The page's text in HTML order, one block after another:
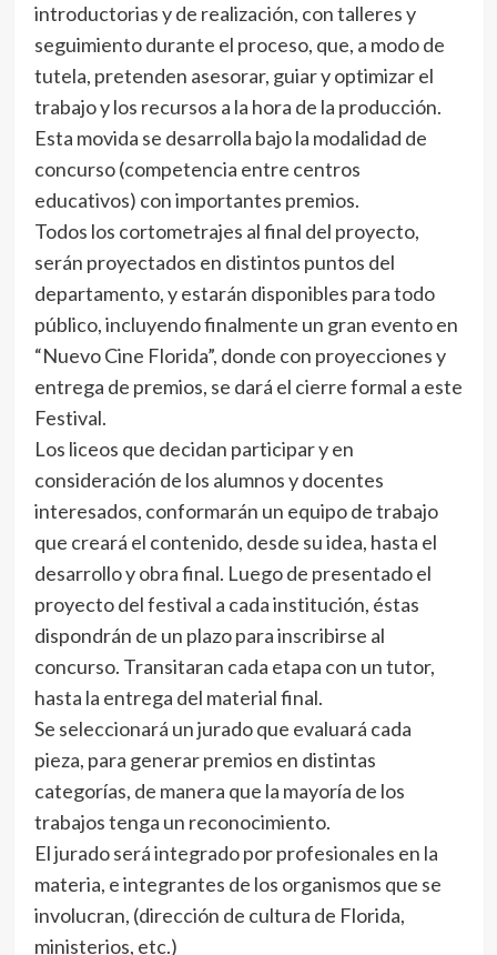
introductorias y de realización, con talleres y
seguimiento durante el proceso, que, a modo de
tutela, pretenden asesorar, guiar y optimizar el
trabajo y los recursos a la hora de la producción.
Esta movida se desarrolla bajo la modalidad de
concurso (competencia entre centros
educativos) con importantes premios.
Todos los cortometrajes al final del proyecto,
serán proyectados en distintos puntos del
departamento, y estarán disponibles para todo
público, incluyendo finalmente un gran evento en
“Nuevo Cine Florida”, donde con proyecciones y
entrega de premios, se dará el cierre formal a este
Festival.
Los liceos que decidan participar y en
consideración de los alumnos y docentes
interesados, conformarán un equipo de trabajo
que creará el contenido, desde su idea, hasta el
desarrollo y obra final. Luego de presentado el
proyecto del festival a cada institución, éstas
dispondrán de un plazo para inscribirse al
concurso. Transitaran cada etapa con un tutor,
hasta la entrega del material final.
Se seleccionará un jurado que evaluará cada
pieza, para generar premios en distintas
categorías, de manera que la mayoría de los
trabajos tenga un reconocimiento.
El jurado será integrado por profesionales en la
materia, e integrantes de los organismos que se
involucran, (dirección de cultura de Florida,
ministerios, etc.)